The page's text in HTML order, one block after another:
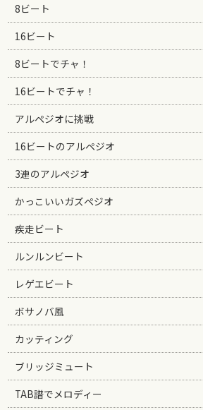
8ビート
16ビート
8ビートでチャ！
16ビートでチャ！
アルペジオに挑戦
16ビートのアルペジオ
3連のアルペジオ
かっこいいガズペジオ
疾走ビート
ルンルンビート
レゲエビート
ボサノバ風
カッティング
ブリッジミュート
TAB譜でメロディー